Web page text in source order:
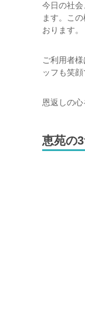
今日の社
ます。こ
おります。
ご利用者
ッフも笑
恩返しの心
恵苑の